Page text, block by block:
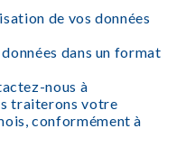
de vos données
dans un format
nous à
traiterons votre
conformément à